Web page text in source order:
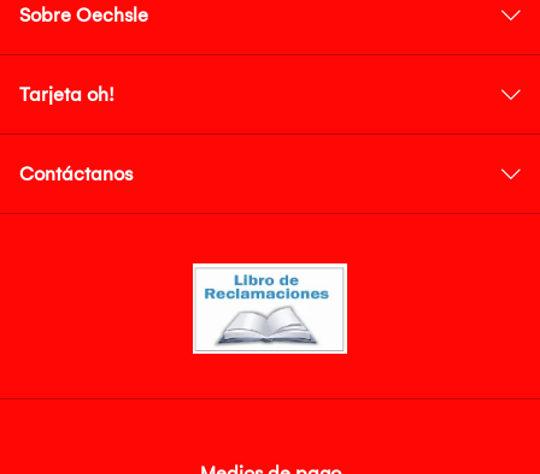
Sobre Oechsle
Tarjeta oh!
Contáctanos